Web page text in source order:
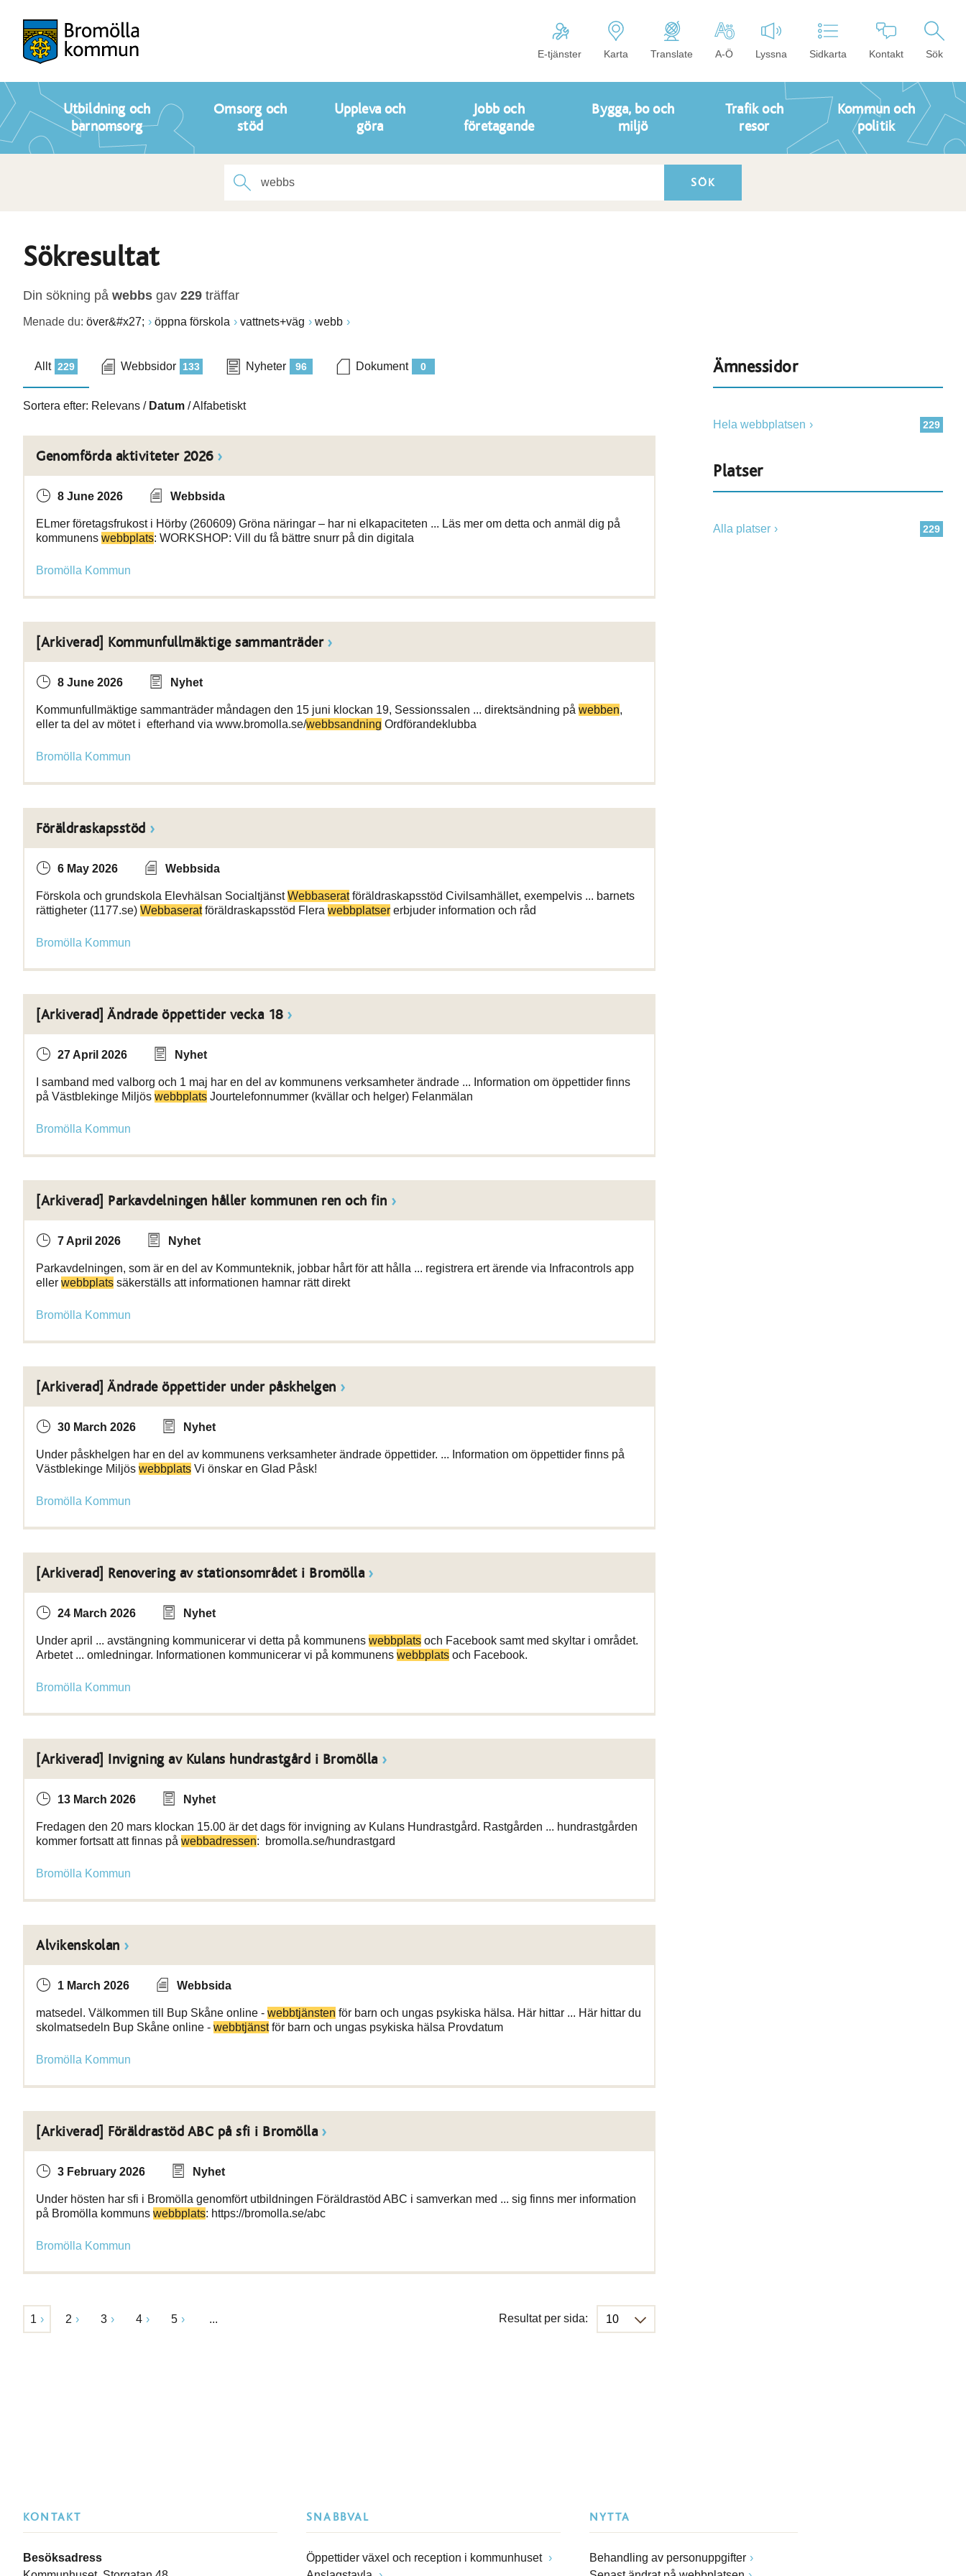
E-tjänster Karta Translate A-Ö Lyssna Sidkarta Kontakt Sök
Utbildning och
barnomsorg
Omsorg och
stöd
Uppleva och
göra
Jobb och
företagande
Bygga, bo och
miljö
Trafik och
resor
Kommun och
politik
Sökresultat
Din sökning på webbs gav 229 träffar
Menade du: över&#x27; öppna förskola vattnets+väg webb
229
Allt 133
Webbsidor 96
Nyheter 0
Dokument
Sortera efter: Relevans / Datum /Alfabetiskt
Genomförda aktiviteter 2026
8 June 2026 Webbsida
ELmer företagsfrukost i Hörby (260609) Gröna näringar – har ni elkapaciteten ... Läs mer om detta och anmäl dig på
kommunens webbplats: WORKSHOP: Vill du få bättre snurr på din digitala
Bromölla Kommun
[Arkiverad] Kommunfullmäktige sammanträder
8 June 2026 Nyhet
Kommunfullmäktige sammanträder måndagen den 15 juni klockan 19, Sessionssalen ... direktsändning på webben,
eller ta del av mötet i efterhand via www.bromolla.se/webbsandning Ordförandeklubba
Bromölla Kommun
Föräldraskapsstöd
6 May 2026 Webbsida
Förskola och grundskola Elevhälsan SocialtjänstWebbaseratföräldraskapsstöd Civilsamhället, exempelvis ... barnets
rättigheter (1177.se) Webbaseratföräldraskapsstöd Flera webbplatser erbjuder information och råd
Bromölla Kommun
[Arkiverad] Ändrade öppettider vecka 18
27 April 2026 Nyhet
I samband med valborg och 1 maj har en del av kommunens verksamheter ändrade ... Information om öppettider finns
på Västblekinge Miljös webbplats Jourtelefonnummer (kvällar och helger) Felanmälan
Bromölla Kommun
[Arkiverad] Parkavdelningen håller kommunen ren och fin
7 April 2026 Nyhet
Parkavdelningen, som är en del av Kommunteknik, jobbar hårt för att hålla ... registrera ert ärende via Infracontrols app
eller webbplats säkerställs att informationen hamnar rätt direkt
Bromölla Kommun
[Arkiverad] Ändrade öppettider under påskhelgen
30 March 2026 Nyhet
Under påskhelgen har en del av kommunens verksamheter ändrade öppettider. ... Information om öppettider finns på
Västblekinge Miljös webbplats Vi önskar en Glad Påsk!
Bromölla Kommun
[Arkiverad] Renovering av stationsområdet i Bromölla
24 March 2026 Nyhet
Under april ... avstängning kommunicerar vi detta på kommunens webbplats och Facebook samt med skyltar i området.
Arbetet ... omledningar. Informationen kommunicerar vi på kommunens webbplats och Facebook.
Bromölla Kommun
[Arkiverad] Invigning av Kulans hundrastgård i Bromölla
13 March 2026 Nyhet
Fredagen den 20 mars klockan 15.00 är det dags för invigning av Kulans Hundrastgård. Rastgården ... hundrastgården
kommer fortsatt att finnas på webbadressen: bromolla.se/hundrastgard
Bromölla Kommun
Alvikenskolan
1 March 2026 Webbsida
matsedel. Välkommen till Bup Skåne online - webbtjänsten för barn och ungas psykiska hälsa. Här hittar ... Här hittar du
skolmatsedeln Bup Skåne online - webbtjänstför barn och ungas psykiska hälsa Provdatum
Bromölla Kommun
[Arkiverad] Föräldrastöd ABC på sfi i Bromölla
3 February 2026 Nyhet
Under hösten har sfi i Bromölla genomfört utbildningen Föräldrastöd ABC i samverkan med ... sig finns mer information
på Bromölla kommuns webbplats: https://bromolla.se/abc
Bromölla Kommun
1 2 3 4 5 ... Resultat per sida:
Ämnessidor
229
Hela webbplatsen
Platser
229
Alla platser
KONTAKT
Besöksadress
SNABBVAL
Öppettider växel och reception i kommunhuset
NYTTA
Behandling av personuppgifter